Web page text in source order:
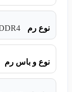
نوع رم
نوع و باس رم